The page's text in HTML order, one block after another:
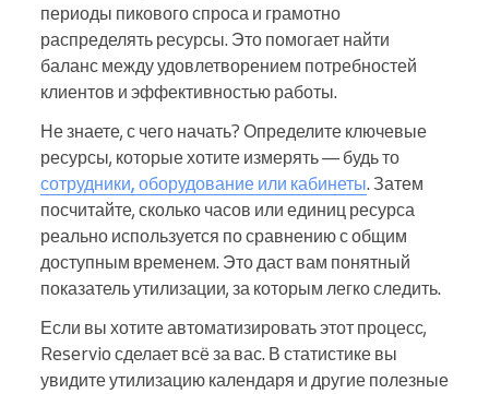
периоды пикового спроса и грамотно
распределять ресурсы. Это помогает найти
баланс между удовлетворением потребностей
клиентов и эффективностью работы.
Не знаете, с чего начать? Определите ключевые
ресурсы, которые хотите измерять — будь то
сотрудники, оборудование или кабинеты. Затем
посчитайте, сколько часов или единиц ресурса
реально используется по сравнению с общим
доступным временем. Это даст вам понятный
показатель утилизации, за которым легко следить.
Если вы хотите автоматизировать этот процесс,
Reservio сделает всё за вас. В статистике вы
увидите утилизацию календаря и другие полезные